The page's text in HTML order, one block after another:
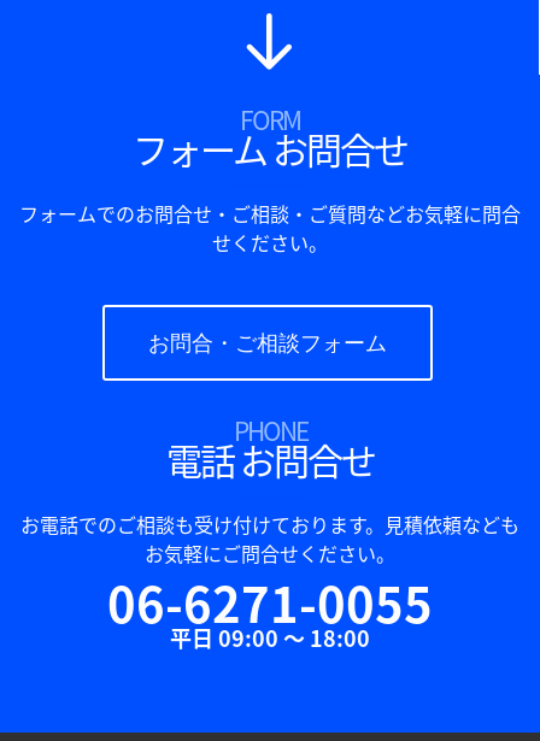
FORM
フォーム お問合せ
フォームでのお問合せ・ご相談・ご質問などお気軽に問合
せください。
お問合・ご相談フォーム
PHONE
電話 お問合せ
お電話でのご相談も受け付けております。見積依頼なども
お気軽にご問合せください。
06-6271-0055
平日 09:00 ～ 18:00